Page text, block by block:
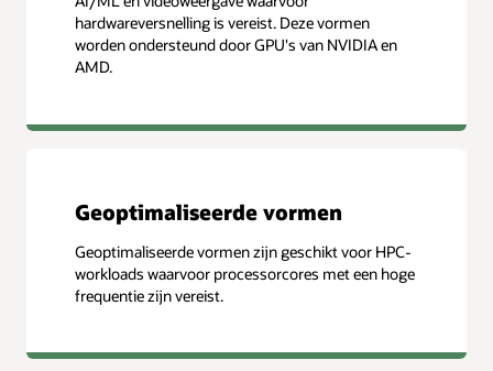
hardwareversnelling is vereist. Deze vormen
worden ondersteund door GPU's van NVIDIA en
AMD.
Geoptimaliseerde vormen
Geoptimaliseerde vormen zijn geschikt voor HPC-
workloads waarvoor processorcores met een hoge
frequentie zijn vereist.